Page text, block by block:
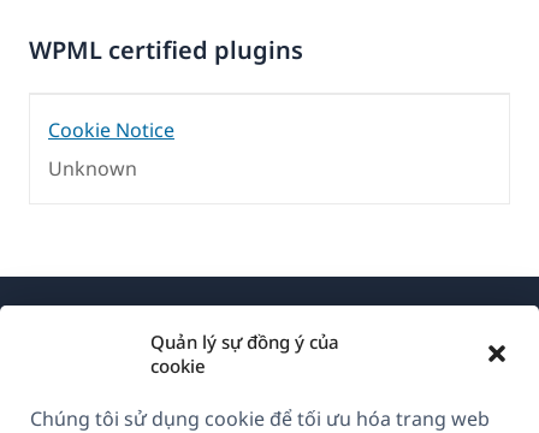
Quản lý sự đồng ý của
cookie
Chúng tôi sử dụng cookie để tối ưu hóa trang web
WPML certified plugins
Cookie Notice
Unknown